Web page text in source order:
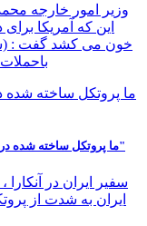
وزیر امور خارجه
این که آمریکا
خون می کشد گفت :
"ما پروتکل ساخته شده در سوچی را پشتیبانی می کنیم"
سفیر ایران در
ایران به شدت از